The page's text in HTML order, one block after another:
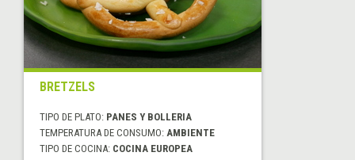
BRETZELS
TIPO DE PLATO: PANES Y BOLLERIA
TEMPERATURA DE CONSUMO: AMBIENTE
TIPO DE COCINA: COCINA EUROPEA